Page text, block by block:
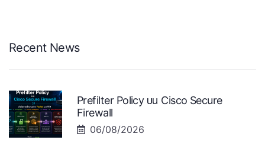
Recent News
Prefilter Policy บน Cisco Secure
Firewall
06/08/2026